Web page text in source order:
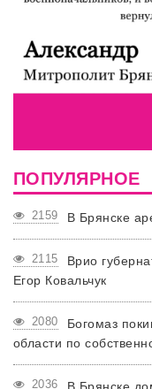
ПОПУЛЯРНОЕ
2159 В Брянске
2115
Врио
Егор Ковальчук
2080
Богомаз
области по
2036
В Брянске